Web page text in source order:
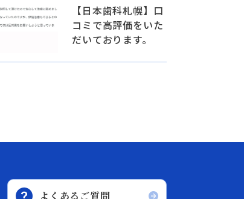
【日本歯科札幌】口
コミで高評価をいた
だいております。
よくあるご質問